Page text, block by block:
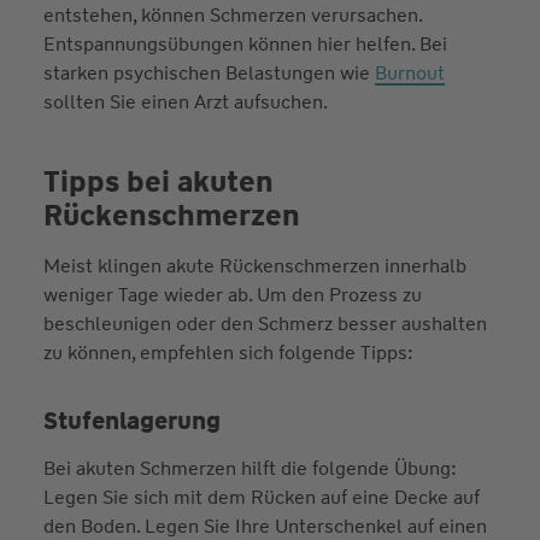
entstehen, können Schmerzen verursachen.
Entspannungsübungen können hier helfen. Bei
starken psychischen Belastungen wie Burnout
sollten Sie einen Arzt aufsuchen.
Tipps bei akuten
Rückenschmerzen
Meist klingen akute Rückenschmerzen innerhalb
weniger Tage wieder ab. Um den Prozess zu
beschleunigen oder den Schmerz besser aushalten
zu können, empfehlen sich folgende Tipps:
Stufenlagerung
Bei akuten Schmerzen hilft die folgende Übung:
Legen Sie sich mit dem Rücken auf eine Decke auf
den Boden. Legen Sie Ihre Unterschenkel auf einen